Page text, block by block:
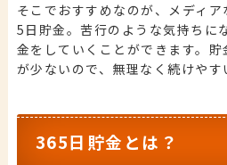
そこでおすすめなのが、メディ
5日貯金。苦行のような気持ちに
金をしていくことができます。
が少ないので、無理なく続けやす
365日貯金とは？